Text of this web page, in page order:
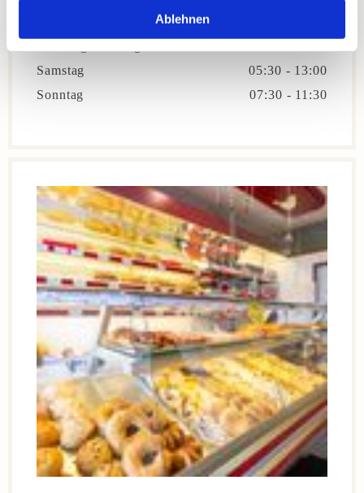
Ablehnen
Samstag
05:30 - 13:00
Sonntag
07:30 - 11:30